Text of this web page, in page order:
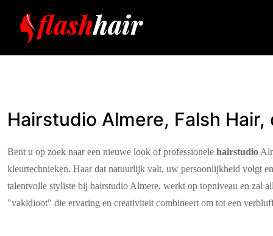
Hairstudio Almere, Falsh
Bent u op zoek naar een nieuwe look of professionele hairstudio
kleurtechnieken. Haar dat natuurlijk valt, uw persoonlijkheid volgt
talentvolle styliste bij hairstudio Almere, werkt op topniveau en zal
"vakidioot" die ervaring en creativiteit combineert om tot een